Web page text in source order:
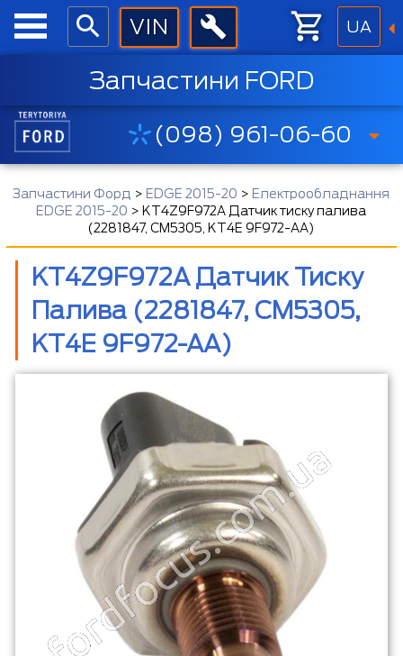
UA
Запчастини FORD
(098) 961-06-60
Запчастини Форд > EDGE 2015-20 > Електрообладнання
EDGE 2015-20 > KT4Z9F972A Датчик тиску палива
(2281847, CM5305, KT4E 9F972-AA)
KT4Z9F972A Датчик Тиску
Палива (2281847, CM5305,
KT4E 9F972-AA)